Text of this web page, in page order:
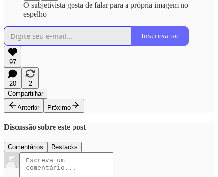
O subjetivista gosta de falar para a própria imagem no
espelho
Inscreva-se
97
20
2
Compartilhar
Anterior
Próximo
Discussão sobre este post
Comentários Restacks